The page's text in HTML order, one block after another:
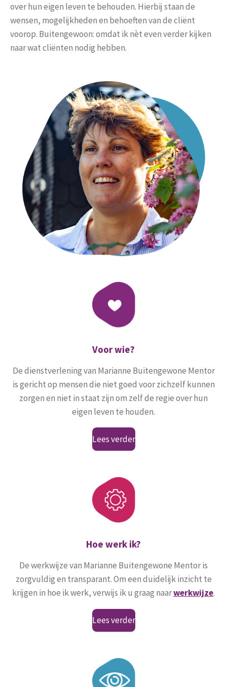
over hun eigen leven te behouden. Hierbij staan de
wensen, mogelijkheden en behoeften van de cliënt
voorop. Buitengewoon: omdat ik nèt even verder kijken
naar wat cliënten nodig hebben.
Voor wie?
De dienstverlening van Marianne Buitengewone Mentor
is gericht op mensen die niet goed voor zichzelf kunnen
zorgen en niet in staat zijn om zelf de regie over hun
eigen leven te houden.
Lees verder
Hoe werk ik?
De werkwijze van Marianne Buitengewone Mentor is
zorgvuldig en transparant. Om een duidelijk inzicht te
krijgen in hoe ik werk, verwijs ik u graag naarwerkwijze.
Lees verder